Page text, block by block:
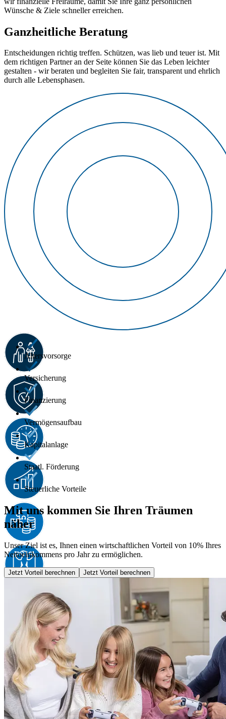
Wünsche & Ziele schneller erreichen.
Ganzheitliche Beratung
Entscheidungen richtig treffen. Schützen, was lieb und teuer ist. Mit
dem richtigen Partner an der Seite können Sie das Leben leichter
gestalten - wir beraten und begleiten Sie fair, transparent und ehrlich
durch alle Lebensphasen.
Altersvorsorge
Versicherung
Finanzierung
Vermögensaufbau
Kapitalanlage
Staatl. Förderung
Steuerliche Vorteile
Mit uns kommen Sie Ihren Träumen
näher
Unser Ziel ist es, Ihnen einen wirtschaftlichen Vorteil von 10% Ihres
Nettoeinkommens pro Jahr zu ermöglichen.
Jetzt Vorteil berechnen Jetzt Vorteil berechnen